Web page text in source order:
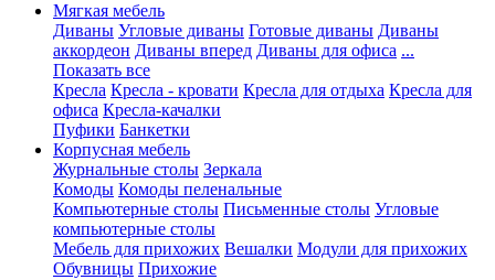
Мягкая мебель
Диваны Угловые диваны Готовые диваны Диваны
аккордеон Диваны вперед Диваны для офиса ...
Показать все
Кресла Кресла - кровати Кресла для отдыха Кресла для
офиса Кресла-качалки
Пуфики Банкетки
Корпусная мебель
Журнальные столы Зеркала
Комоды Комоды пеленальные
Компьютерные столы Письменные столы Угловые
компьютерные столы
Мебель для прихожих Вешалки Модули для прихожих
Обувницы Прихожие